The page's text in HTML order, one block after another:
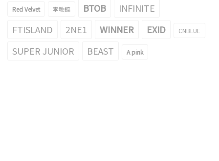
Red Velvet 李敏鎬 BTOB
INFINITE
FTISLAND
2NE1 WINNER EXID CNBLUE
SUPER JUNIOR BEAST A pink